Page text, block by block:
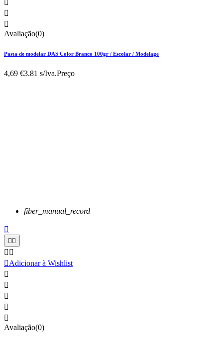



Avaliação(0)
Pasta de modelar DAS Color Branco 100gr / Escolar / Modelage
4,69 €3.81 s/Iva.Preço
fiber_manual_record

 
 
Adicionar à Wishlist





Avaliação(0)